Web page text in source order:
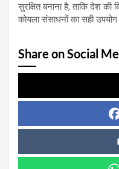
सुरक्षित बनाना है, ताकि देश
कोयला संसाधनों का सही
Share on Social